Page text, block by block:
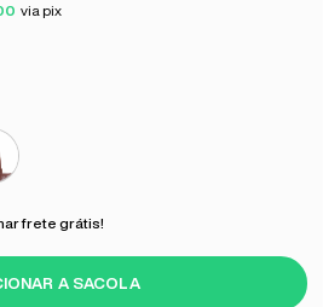
via pix
A SACOLA
frete grátis!